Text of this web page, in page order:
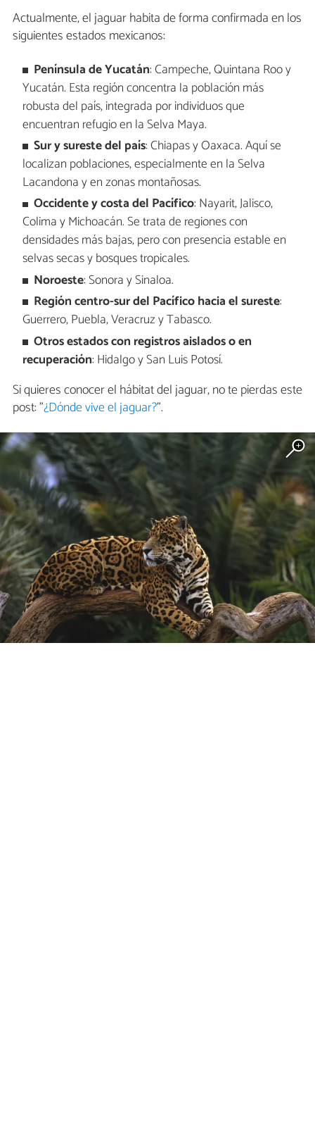
Actualmente, el jaguar habita de forma confirmada en los
siguientes estados mexicanos:
Península de Yucatán: Campeche, Quintana Roo y
Yucatán. Esta región concentra la población más
robusta del país, integrada por individuos que
encuentran refugio en la Selva Maya.
Sur y sureste del país: Chiapas y Oaxaca. Aquí se
localizan poblaciones, especialmente en la Selva
Lacandona y en zonas montañosas.
Occidente y costa del Pacífico: Nayarit, Jalisco,
Colima y Michoacán. Se trata de regiones con
densidades más bajas, pero con presencia estable en
selvas secas y bosques tropicales.
Noroeste: Sonora y Sinaloa.
Región centro-sur del Pacífico hacia el sureste:
Guerrero, Puebla, Veracruz y Tabasco.
Otros estados con registros aislados o en
recuperación: Hidalgo y San Luis Potosí.
Si quieres conocer el hábitat del jaguar, no te pierdas este
post: "¿Dónde vive el jaguar?".